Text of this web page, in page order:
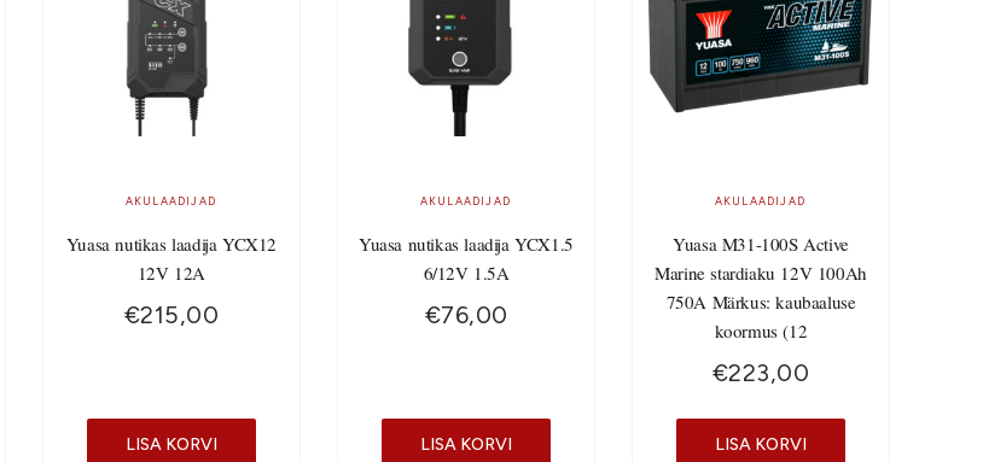
AKULAADIJAD
Yuasa nutikas laadija YCX12
12V 12A
€215,00
LISA KORVI
AKULAADIJAD
Yuasa nutikas laadija YCX1.5
6/12V 1.5A
€76,00
LISA KORVI
AKULAADIJAD
Yuasa M31-100S Active
Marine stardiaku 12V 100Ah
750A Märkus: kaubaaluse
koormus (12
€223,00
LISA KORVI